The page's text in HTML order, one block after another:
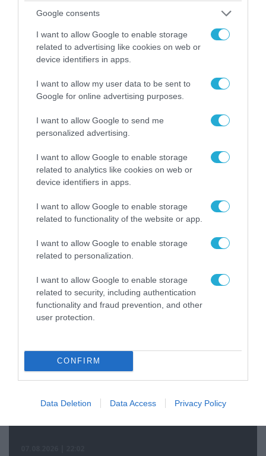
Google consents
I want to allow Google to enable storage
related to advertising like cookies on web or
device identifiers in apps.
I want to allow my user data to be sent to
Google for online advertising purposes.
I want to allow Google to send me
personalized advertising.
I want to allow Google to enable storage
related to analytics like cookies on web or
device identifiers in apps.
I want to allow Google to enable storage
related to functionality of the website or app.
I want to allow Google to enable storage
related to personalization.
I want to allow Google to enable storage
related to security, including authentication
functionality and fraud prevention, and other
user protection.
CONFIRM
Data Deletion Data Access Privacy Policy
FOCUS ON